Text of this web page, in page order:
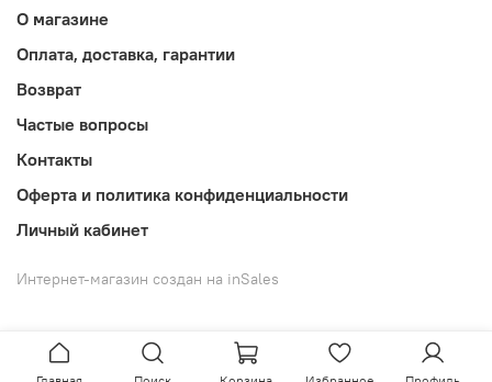
О магазине
Оплата, доставка, гарантии
Возврат
Частые вопросы
Контакты
Оферта и политика конфиденциальности
Личный кабинет
Интернет-магазин создан на inSales